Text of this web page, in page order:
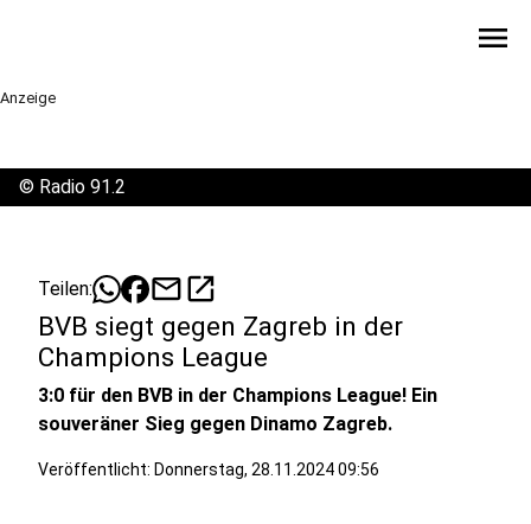
menu
Anzeige
© Radio 91.2
Teilen: mailopen_in_new
BVB siegt gegen Zagreb in der
Champions League
3:0 für den BVB in der Champions League! Ein
souveräner Sieg gegen Dinamo Zagreb.
Veröffentlicht: Donnerstag, 28.11.2024 09:56